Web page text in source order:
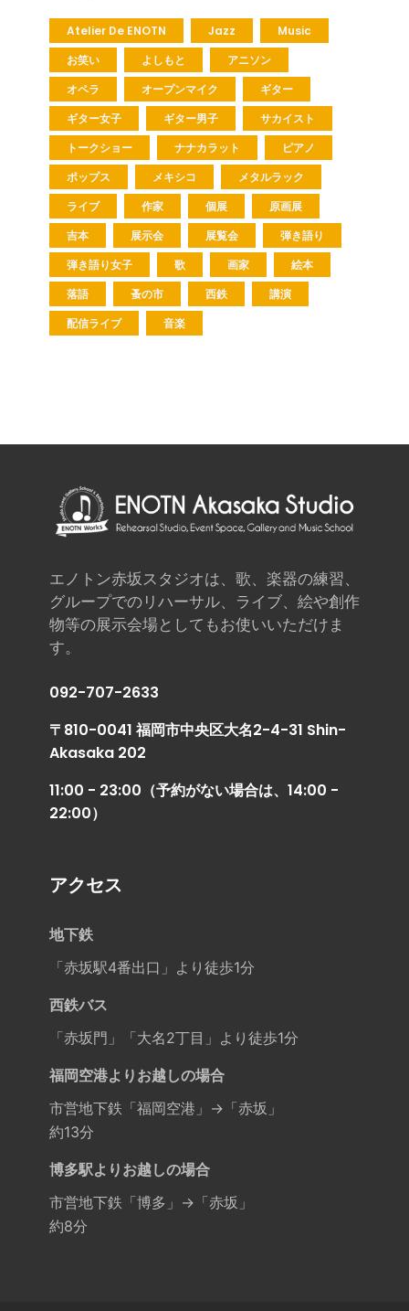
Atelier De ENOTN Jazz
Music
お笑い
よしもと
アニソン
オペラ
オープンマイク
ギター
ギター女子
ギター男子
サカイスト
トークショー
ナナカラット
ピアノ
ポップス
メキシコ
メタルラック
ライブ
作家 個展
原画展
吉本
展示会 展覧会
弾き語り
弾き語り女子
歌 画家
絵本
落語
蚤の市 西鉄
講演
配信ライブ
音楽
エノトン赤坂スタジオは、歌、楽器の練習、
グループでのリハーサル、ライブ、絵や創作
物等の展示会場としてもお使いいただけま
す。
092-707-2633
〒810-0041 福岡市中央区大名2-4-31 Shin-
Akasaka 202
11:00 - 23:00（予約がない場合は、14:00 -
22:00）
アクセス
地下鉄
「赤坂駅4番出口」より徒歩1分
西鉄バス
「赤坂門」「大名2丁目」より徒歩1分
福岡空港よりお越しの場合
市営地下鉄「福岡空港」→「赤坂」
約13分
博多駅よりお越しの場合
市営地下鉄「博多」→「赤坂」
約8分